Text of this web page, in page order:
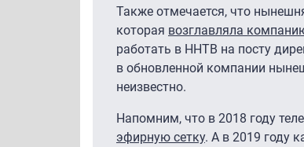
Также отмечается, что
которая возглавляла
работать в ННТВ на посту
в обновленной компании
неизвестно.
Напомним, что в 2018 году
эфирную сетку. А в 2019 году